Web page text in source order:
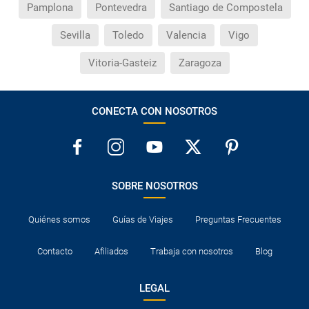
¿Cuáles son las condiciones generales en las
reservas de viajes?
¿Cuáles son los impuestos de entrada y salida del
¿Qué hago si el traslado contratado del aeropuerto
al hotel o viceversa no ha aparecido?
¿Por qué me sale el precio de un niño igual que el
precio de un adulto?
¿Cuántas veces debo imprimir el bono de los
Pamplona Pontevedra Santiago de Compostela
Sevilla Toledo Valencia Vigo
Vitoria-Gasteiz Zaragoza
CONECTA CON NOSOTROS
SOBRE NOSOTROS
Quiénes somos Guías de Viajes Preguntas Frecuentes
Contacto Afiliados Trabaja con nosotros Blog
LEGAL